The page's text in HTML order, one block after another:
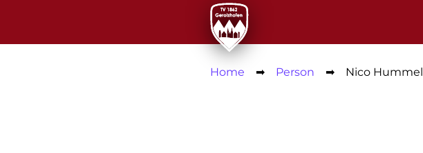
Home ➡ Person ➡ Nico Hummel